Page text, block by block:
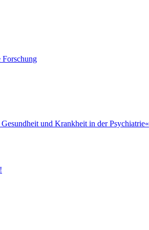
Forschung
und Krankheit in der Psychiatrie«